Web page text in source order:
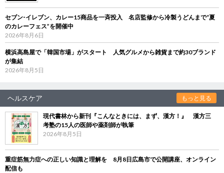
セブン‐イレブン、カレー15商品を一斉投入 名店監修から冷製うどんまで“夏
のカレーフェス”を開催中
2026年8月6日
横浜高島屋で「韓国市場」がスタート 人気グルメから雑貨まで約30ブランド
が集結
2026年8月5日
ヘルスケア もっと見る
現代書林から新刊『こんなときには、まず、漢方！』 漢方三
考塾の15人の医師や薬剤師が執筆
2026年8月5日
重症筋無力症への正しい知識と理解を 8月8日広島市で公開講座、オンライン
配信も